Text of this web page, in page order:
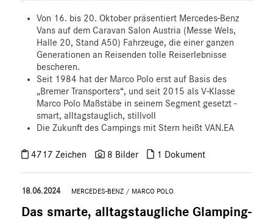
Von 16. bis 20. Oktober präsentiert Mercedes-Benz
Vans auf dem Caravan Salon Austria (Messe Wels,
Halle 20, Stand A50) Fahrzeuge, die einer ganzen
Generationen an Reisenden tolle Reiserlebnisse
bescheren.
Seit 1984 hat der Marco Polo erst auf Basis des
„Bremer Transporters“, und seit 2015 als V‑Klasse
Marco Polo Maßstäbe in seinem Segment gesetzt -
smart, alltagstauglich, stillvoll
Die Zukunft des Campings mit Stern heißt VAN.EA
4717 Zeichen 8 Bilder 1 Dokument
18.06.2024 MERCEDES-BENZ / MARCO POLO
Das smarte, alltagstaugliche Glamping-